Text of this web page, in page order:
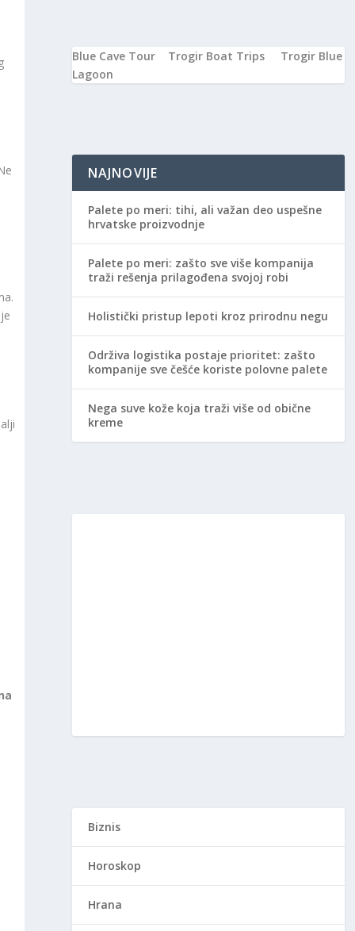
Blue Cave Tour Trogir Boat Trips
Trogir Blue
Lagoon
NAJNOVIJE
Palete po meri: tihi, ali važan deo uspešne
hrvatske proizvodnje
Palete po meri: zašto sve više kompanija
traži rešenja prilagođena svojoj robi
Holistički pristup lepoti kroz prirodnu negu
Održiva logistika postaje prioritet: zašto
kompanije sve češće koriste polovne palete
Nega suve kože koja traži više od obične
kreme
Biznis
Horoskop
Hrana